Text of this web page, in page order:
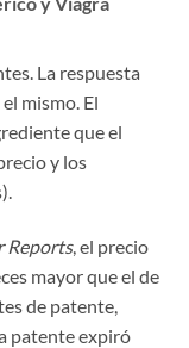
La respuesta
mismo. El
que el
y los
Reports, el precio
mayor que el de
de patente,
patente expiró